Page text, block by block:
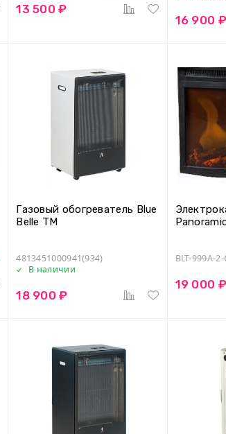
13 500 ₽
16 900 ₽
Газовый обогреватель Blue
Belle TM
4813451000941(934)
В наличии
18 900 ₽
BLT-999A-2-
19 000 ₽